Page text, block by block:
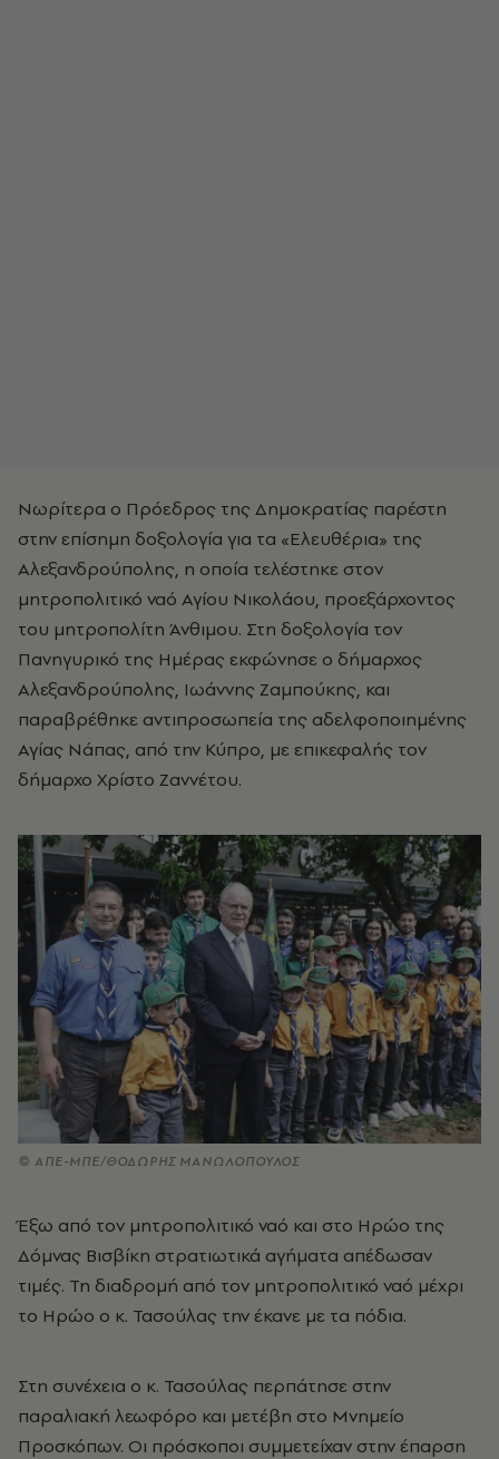
Νωρίτερα ο Πρόεδρος της Δημοκρατίας παρέστη
στην επίσημη δοξολογία για τα «Ελευθέρια» της
Αλεξανδρούπολης, η οποία τελέστηκε στον
μητροπολιτικό ναό Αγίου Νικολάου, προεξάρχοντος
του μητροπολίτη Άνθιμου. Στη δοξολογία τον
Πανηγυρικό της Ημέρας εκφώνησε ο δήμαρχος
Αλεξανδρούπολης, Ιωάννης Ζαμπούκης, και
παραβρέθηκε αντιπροσωπεία της αδελφοποιημένης
Αγίας Νάπας, από την Κύπρο, με επικεφαλής τον
δήμαρχο Χρίστο Ζαννέτου.
© ΑΠΕ-ΜΠΕ/ΘΟΔΩΡΗΣ ΜΑΝΩΛΟΠΟΥΛΟΣ
Έξω από τον μητροπολιτικό ναό και στο Ηρώο της
Δόμνας Βισβίκη στρατιωτικά αγήματα απέδωσαν
τιμές. Τη διαδρομή από τον μητροπολιτικό ναό μέχρι
το Ηρώο ο κ. Τασούλας την έκανε με τα πόδια.
Στη συνέχεια ο κ. Τασούλας περπάτησε στην
παραλιακή λεωφόρο και μετέβη στο Μνημείο
Προσκόπων. Οι πρόσκοποι συμμετείχαν στην έπαρση